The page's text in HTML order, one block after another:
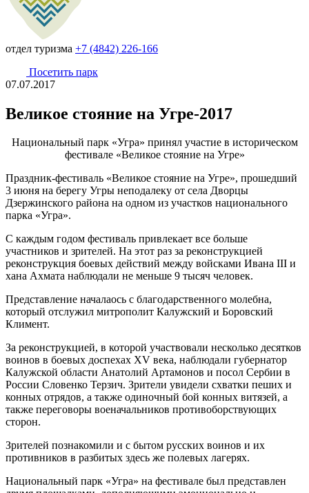
отдел туризма +7 (4842) 226-166
Посетить парк
07.07.2017
Великое стояние на Угре-2017
Национальный парк «Угра» принял участие в историческом
фестивале «Великое стояние на Угре»
Праздник-фестиваль «Великое стояние на Угре», прошедший
3 июня на берегу Угры неподалеку от села Дворцы
Дзержинского района на одном из участков национального
парка «Угра».
С каждым годом фестиваль привлекает все больше
участников и зрителей. На этот раз за реконструкцией
реконструкция боевых действий между войсками Ивана III и
хана Ахмата наблюдали не меньше 9 тысяч человек.
Представление началаось с благодарственного молебна,
который отслужил митрополит Калужский и Боровский
Климент.
За реконструкцией, в которой участвовали несколько десятков
воинов в боевых доспехах XV века, наблюдали губернатор
Калужской области Анатолий Артамонов и посол Сербии в
России Словенко Терзич. Зрители увидели схватки пеших и
конных отрядов, а также одиночный бой конных витязей, а
также переговоры военачальников противоборствующих
сторон.
Зрителей познакомили и с бытом русских воинов и их
противников в разбитых здесь же полевых лагерях.
Национальный парк «Угра» на фестивале был представлен